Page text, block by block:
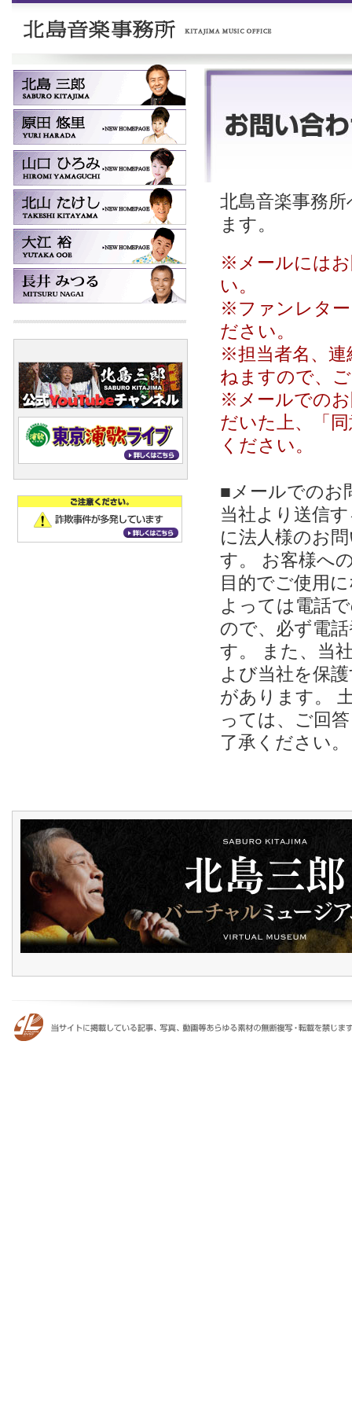
北島音楽事務
ます。
※メールにはお
い。
※ファンレター
ださい。
※担当者名、連
ねますので、
※メールでのお
だいた上、「
ください。
■メールでのお
当社より送信
に法人様のお
す。 お客様へ
目的でご使用
よっては電話
ので、必ず電
す。 また、当
よび当社を保
があります。
っては、ご回
了承ください。